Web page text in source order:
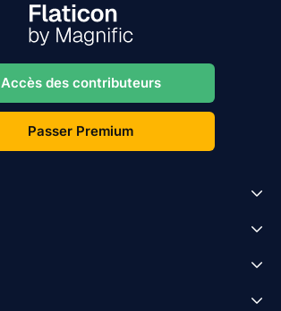
Accès des contributeurs
Passer Premium